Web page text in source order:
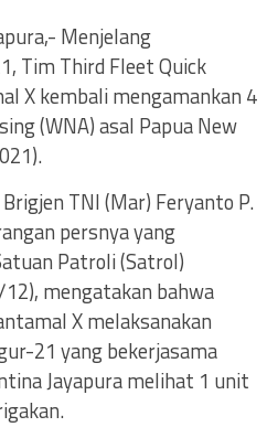
Menjelang
Tim Third Fleet Quick
X kembali mengamankan 4
(WNA) asal Papua New
TNI (Mar) Feryanto P.
persnya yang
Patroli (Satrol)
mengatakan bahwa
X melaksanakan
21 yang bekerjasama
Jayapura melihat 1 unit